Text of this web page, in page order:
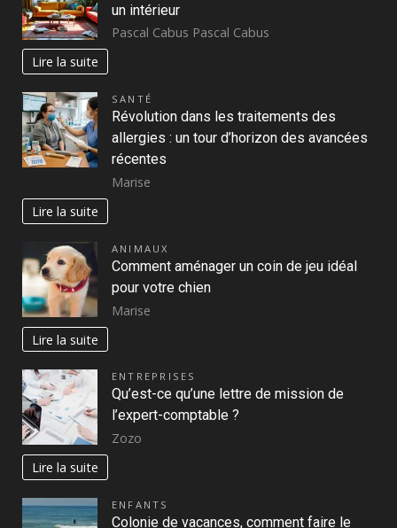
un intérieur
Pascal Cabus Pascal Cabus
Lire la suite
SANTÉ
Révolution dans les traitements des
allergies : un tour d’horizon des avancées
récentes
Marise
Lire la suite
ANIMAUX
Comment aménager un coin de jeu idéal
pour votre chien
Marise
Lire la suite
ENTREPRISES
Qu’est-ce qu’une lettre de mission de
l’expert-comptable ?
Zozo
Lire la suite
ENFANTS
Colonie de vacances, comment faire le